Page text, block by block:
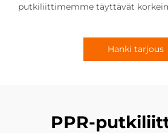
putkiliittimemme täyttävät
Hanki tarjous
PPR-